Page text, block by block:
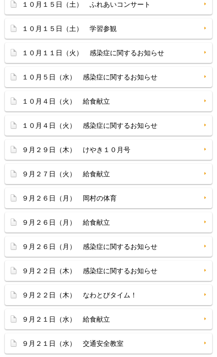
１０月１５日（土） ふれあいコンサート
１０月１５日（土） 学習参観
１０月１１日（火） 感染症に関するお知らせ
１０月５日（水） 感染症に関するお知らせ
１０月４日（火） 給食献立
１０月４日（火） 感染症に関するお知らせ
９月２９日（木） けやき１０月号
９月２７日（火） 給食献立
９月２６日（月） 岡村の体育
９月２６日（月） 給食献立
９月２６日（月） 感染症に関するお知らせ
９月２２日（木） 感染症に関するお知らせ
９月２２日（木） なわとびタイム！
９月２１日（水） 給食献立
９月２１日（水） 交通安全教室